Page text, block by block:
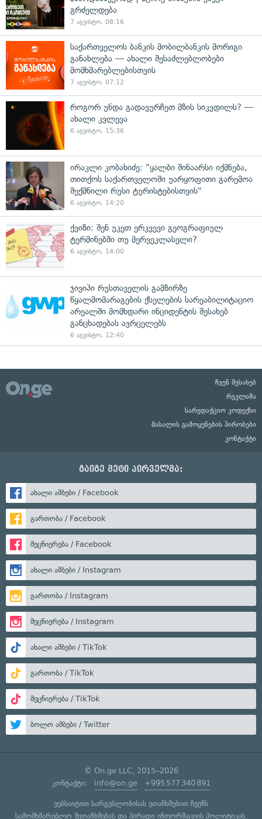
გრძელდება
7 აგვისტო, 08:16
საქართველოს ბანკის მობილბანკის მორიგი
განახლება — ახალი შესაძლებლობები
მომხმარებლებისთვის
7 აგვისტო, 07:12
როგორ უნდა გადავურჩეთ მზის სიკვდილს? —
ახალი კვლევა
6 აგვისტო, 15:36
ირაკლი კობახიძე: "ყალბი შინაარსი იქმნება,
თითქოს საქართველოში უარყოფითი გარემოა
შექმნილი რუსი ტურისტებისთვის"
6 აგვისტო, 14:20
ქვიზი: შენ უკეთ ერკვევი გეოგრაფიულ
ტერმინებში თუ მერვეკლასელი?
6 აგვისტო, 14:00
ჯივიპი რუსთაველის გამზირზე
წყალმომარაგების ქსელების სარეაბილიტაციო
არეალში მომხდარი ინციდენტის შესახებ
განცხადებას ავრცელებს
6 აგვისტო, 12:40
ჩვენ შესახებ
რეკლამა
სარედაქციო კოდექსი
მასალის გამოყენების პირობები
კონტაქტი
გაიგე მეტი პირველმა:
ახალი ამბები / Facebook
გართობა / Facebook
მეცნიერება / Facebook
ახალი ამბები / Instagram
გართობა / Instagram
მეცნიერება / Instagram
ახალი ამბები / TikTok
გართობა / TikTok
მეცნიერება / TikTok
ბოლო ამბები / Twitter
© On.ge LLC, 2015–2026
კონტაქტი: info@on.ge +995 577 340 891
ვებსაიტით სარგებლობისას ეთანხმებით ჩვენს
სამომხმარებლო შეთანხმებასდა პირადი ინფორმაციის პოლიტიკას.